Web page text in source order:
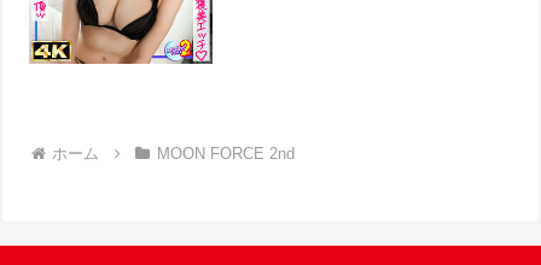
ホーム MOON FORCE 2nd